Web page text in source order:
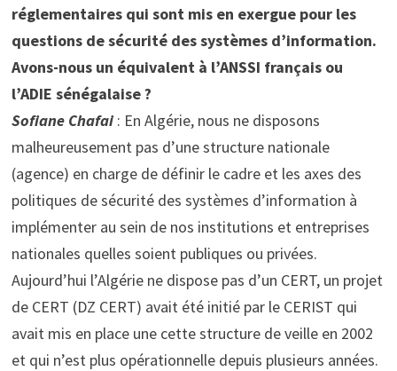
réglementaires qui sont mis en exergue pour les
questions de sécurité des systèmes d’information.
Avons-nous un équivalent à l’ANSSI français ou
l’ADIE sénégalaise ?
Sofiane Chafai : En Algérie, nous ne disposons
malheureusement pas d’une structure nationale
(agence) en charge de définir le cadre et les axes des
politiques de sécurité des systèmes d’information à
implémenter au sein de nos institutions et entreprises
nationales quelles soient publiques ou privées.
Aujourd’hui l’Algérie ne dispose pas d’un CERT, un projet
de CERT (DZ CERT) avait été initié par le CERIST qui
avait mis en place une cette structure de veille en 2002
et qui n’est plus opérationnelle depuis plusieurs années.